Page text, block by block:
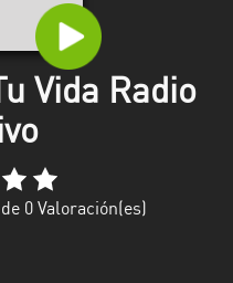
Vida Radio
0 Valoración(es)